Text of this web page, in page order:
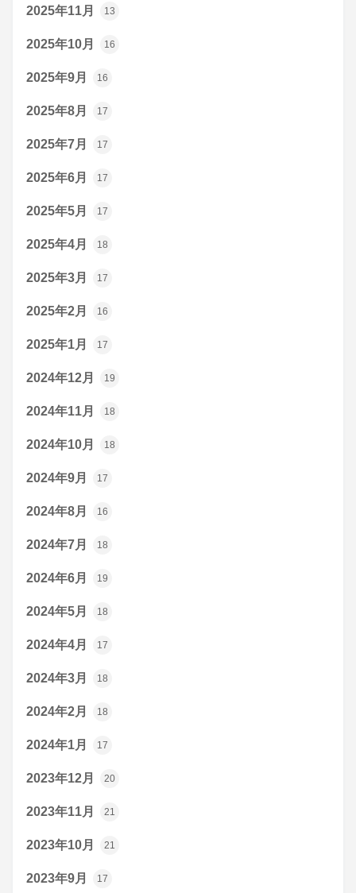
2025年11月 13
2025年10月 16
2025年9月 16
2025年8月 17
2025年7月 17
2025年6月 17
2025年5月 17
2025年4月 18
2025年3月 17
2025年2月 16
2025年1月 17
2024年12月 19
2024年11月 18
2024年10月 18
2024年9月 17
2024年8月 16
2024年7月 18
2024年6月 19
2024年5月 18
2024年4月 17
2024年3月 18
2024年2月 18
2024年1月 17
2023年12月 20
2023年11月 21
2023年10月 21
2023年9月 17